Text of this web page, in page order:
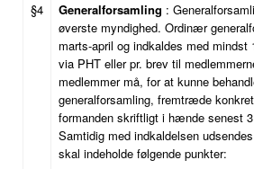
§4 Generalforsamling :
øverste myndighed. Ordinær
marts-april og indkaldes med mindst
via PHT eller pr. brev til
medlemmer må, for at kunne
generalforsamling, fremtræde
formanden skriftligt i hænde senest
Samtidig med indkaldelsen
skal indeholde følgende punkter: